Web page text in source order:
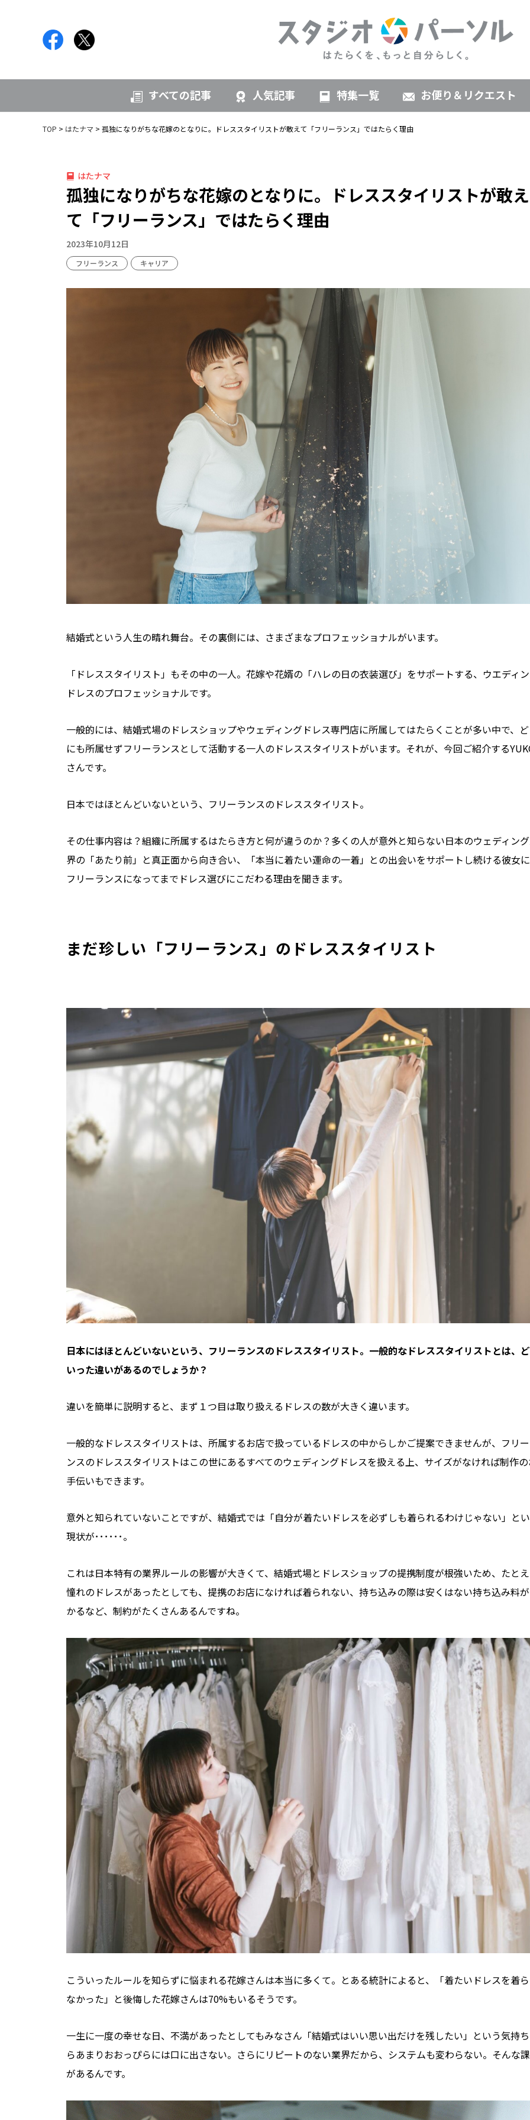
すべての記事 人気記事 特集一覧 お便り＆リクエスト
TOP はたナマ 孤独になりがちな花嫁のとなりに。ドレススタイリストが敢えて「フリーランス」ではたらく理由
はたナマ
孤独になりがちな花嫁のとなりに。ドレススタイリストが敢え
て「フリーランス」ではたらく理由
2023年10月12日
フリーランス キャリア
結婚式という人生の晴れ舞台。その裏側には、さまざまなプロフェッショナルがいます。
「ドレススタイリスト」もその中の一人。花嫁や花婿の「ハレの日の衣装選び」をサポートする、ウエディ
ドレスのプロフェッショナルです。
一般的には、結婚式場のドレスショップやウェディングドレス専門店に所属してはたらくことが多い中で、
にも所属せずフリーランスとして活動する一人のドレススタイリストがいます。それが、今回ご紹介する
さんです。
日本ではほとんどいないという、フリーランスのドレススタイリスト。
その仕事内容は？組織に所属するはたらき方と何が違うのか？多くの人が意外と知らない日本のウェディン
界の「あたり前」と真正面から向き合い、「本当に着たい運命の一着」との出会いをサポートし続ける彼女
フリーランスになってまでドレス選びにこだわる理由を聞きます。
まだ珍しい「フリーランス」のドレススタイリスト
――日本にはほとんどいないという、フリーランスのドレススタイリスト。一般的なドレススタイリストとは、
いった違いがあるのでしょうか？
違いを簡単に説明すると、まず１つ目は取り扱えるドレスの数が大きく違います。
一般的なドレススタイリストは、所属するお店で扱っているドレスの中からしかご提案できませんが、フリ
ンスのドレススタイリストはこの世にあるすべてのウェディングドレスを扱える上、サイズがなければ制作
手伝いもできます。
意外と知られていないことですが、結婚式では「自分が着たいドレスを必ずしも着られるわけじゃない」と
現状が･･････。
これは日本特有の業界ルールの影響が大きくて、結婚式場とドレスショップの提携制度が根強いため、たと
憧れのドレスがあったとしても、提携のお店になければ着られない、持ち込みの際は安くはない持ち込み料
かるなど、制約がたくさんあるんですね。
こういったルールを知らずに悩まれる花嫁さんは本当に多くて。とある統計によると、「着たいドレスを着
なかった」と後悔した花嫁さんは70%もいるそうです。
一生に一度の幸せな日、不満があったとしてもみなさん「結婚式はいい思い出だけを残したい」という気持
らあまりおおっぴらには口に出さない。さらにリピートのない業界だから、システムも変わらない。そんな
があるんです。